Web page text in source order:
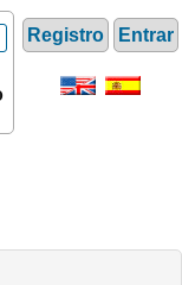
Registro Entrar